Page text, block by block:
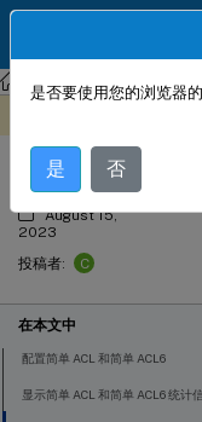
NetScaler
简单 ACL 和
August 15,
2023
投稿者:
C
在本文中
配置简单 ACL 和简单 ACL6
显示简单 ACL 和简单 ACL6 统计
是否要使用您的浏览器
是 否